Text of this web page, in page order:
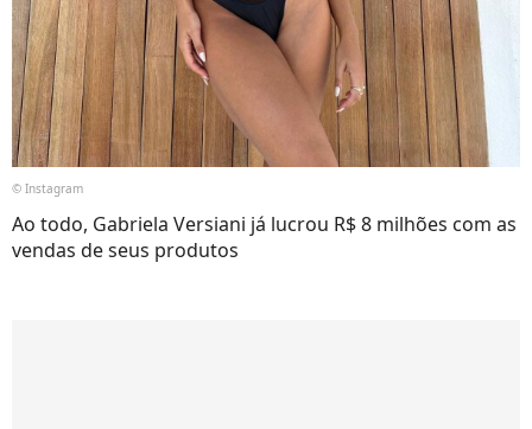
© Instagram
Ao todo, Gabriela Versiani já lucrou R$ 8 milhões com as
vendas de seus produtos